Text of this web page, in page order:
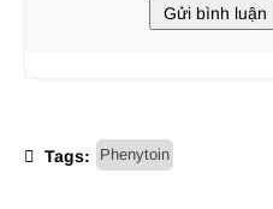
Gửi bình luận
Tags: Phenytoin